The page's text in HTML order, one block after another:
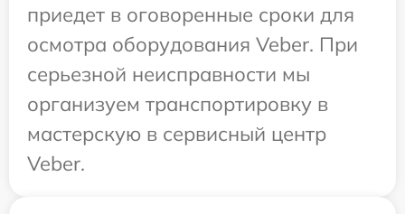
приедет в оговоренные сроки для
осмотра оборудования Veber. При
серьезной неисправности мы
организуем транспортировку в
мастерскую в сервисный центр
Veber.